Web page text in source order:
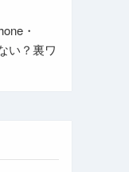
・
い？裏ワ